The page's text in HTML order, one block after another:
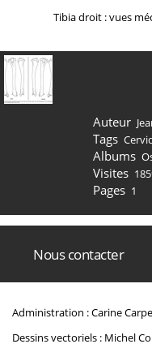
Tibia droit : vues
Auteur
Tags
Albums
Visites
Pages 1
Nous contacter
Administration : Carine
Dessins vectoriels : Michel